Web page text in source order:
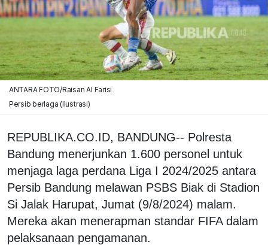
ANTARA FOTO/Raisan Al Farisi
Persib berlaga (Ilustrasi)
REPUBLIKA.CO.ID, BANDUNG-- Polresta
Bandung menerjunkan 1.600 personel untuk
menjaga laga perdana Liga I 2024/2025 antara
Persib Bandung melawan PSBS Biak di Stadion
Si Jalak Harupat, Jumat (9/8/2024) malam.
Mereka akan menerapman standar FIFA dalam
pelaksanaan pengamanan.